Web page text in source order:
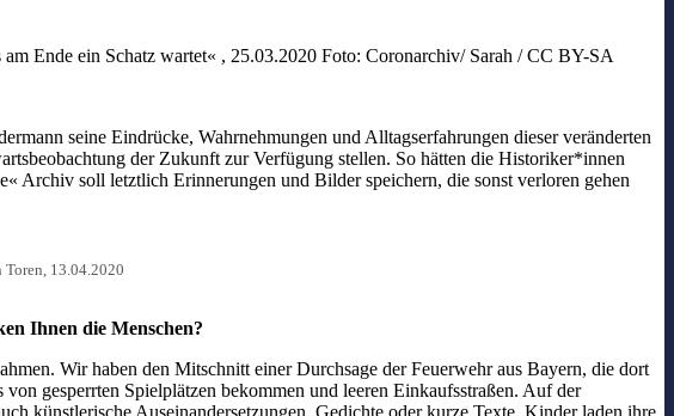
Ende ein Schatz wartet« , 25.03.2020 Foto: Coronarchiv/ Sarah / CC BY-SA
seine Eindrücke, Wahrnehmungen und Alltagserfahrungen dieser veränderten
der Zukunft zur Verfügung stellen. So hätten die Historiker*innen
Archiv soll letztlich Erinnerungen und Bilder speichern, die sonst verloren gehen
Toren, 13.04.2020
Ihnen die Menschen?
Wir haben den Mitschnitt einer Durchsage der Feuerwehr aus Bayern, die dort
gesperrten Spielplätzen bekommen und leeren Einkaufsstraßen. Auf der